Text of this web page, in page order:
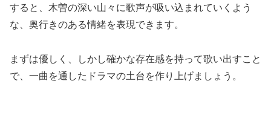
すると、木曽の深い山々に歌声が吸い込まれていくよう
な、奥行きのある情緒を表現できます。
まずは優しく、しかし確かな存在感を持って歌い出すこと
で、一曲を通したドラマの土台を作り上げましょう。